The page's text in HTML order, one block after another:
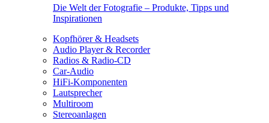
Die Welt der Fotografie – Produkte, Tipps und
Inspirationen
Kopfhörer & Headsets
Audio Player & Recorder
Radios & Radio-CD
Car-Audio
HiFi-Komponenten
Lautsprecher
Multiroom
Stereoanlagen